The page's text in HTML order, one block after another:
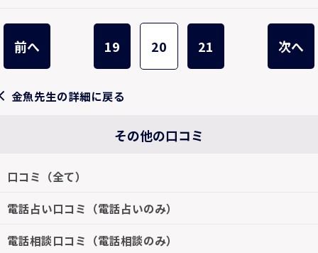
前へ 19 20 21 次へ
金魚先生の詳細に戻る
その他の口コミ
口コミ（全て）
電話占い口コミ（電話占いのみ）
電話相談口コミ（電話相談のみ）